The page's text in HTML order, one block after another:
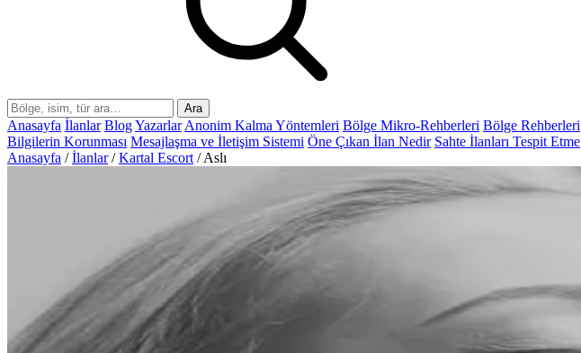
Ara
Anasayfa İlanlar BlogYazarlar Anonim Kalma Yöntemleri Bölge Mikro-Rehberleri Bölge Rehberleri
Bilgilerin Korunması Mesajlaşma ve İletişim Sistemi Öne Çıkan İlan Nedir Sahte İlanları Tespit Etme
Anasayfa / İlanlar / Kartal Escort / Aslı